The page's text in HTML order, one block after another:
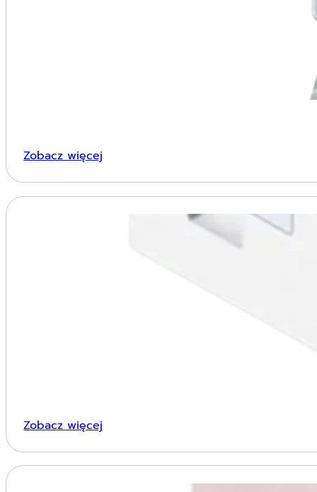
Zobacz więcej
Zobacz więcej